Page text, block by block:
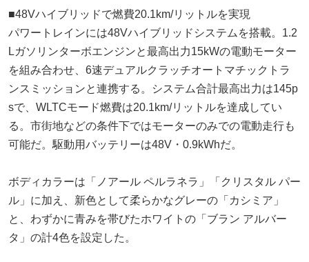
■48Vハイブリッドで燃費20.1km/リットルを実現
パワートレインには48Vハイブリッドシステムを搭載。1.2
Lガソリンターボエンジンと最高出力15kWの電動モーター
を組み合わせ、6速デュアルクラッチオートマチックトラ
ンスミッションと連携する。システム合計最高出力は145p
sで、WLTCモード燃費は20.1km/リットルを達成してい
る。市街地などの条件下ではモーターのみでの電動走行も
可能だ。駆動用バッテリーは48V・0.9kWhだ。
ボディカラーは「ノアール ペルラネラ」「クリスタル パー
ル」に加え、新色として柔らかなグレーの「カシミア」
と、わずかに青みを帯びたホワイトの「ブラン アルバー
タ」の計4色を設定した。